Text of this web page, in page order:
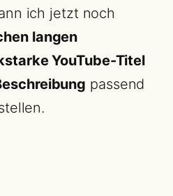
ich jetzt noch
langen
YouTube-Titel
passend